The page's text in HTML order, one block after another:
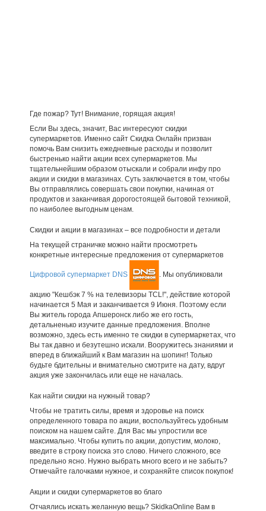
Где пожар? Тут! Внимание, горящая акция!
Если Вы здесь, значит, Вас интересуют скидки
супермаркетов. Именно сайт Скидка Онлайн призван
помочь Вам снизить ежедневные расходы и позволит
быстренько найти акции всех супермаркетов. Мы
тщательнейшим образом отыскали и собрали инфу про
акции и скидки в магазинах. Суть заключается в том, чтобы
Вы отправлялись совершать свои покупки, начиная от
продуктов и заканчивая дорогостоящей бытовой техникой,
по наиболее выгодным ценам.
Скидки и акции в магазинах – все подробности и детали
На текущей страничке можно найти просмотреть
конкретные интересные предложения от супермаркетов
Цифровой супермаркет DNS . Мы опубликовали
акцию "Кешбэк 7 % на телевизоры TCL!", действие которой
начинается 5 Мая и заканчивается 9 Июня. Поэтому если
Вы житель города Апшеронск либо же его гость,
детальненько изучите данные предложения. Вполне
возможно, здесь есть именно те скидки в супермаркетах, что
Вы так давно и безутешно искали. Вооружитесь знаниями и
вперед в ближайший к Вам магазин на шопинг! Только
будьте бдительны и внимательно смотрите на дату, вдруг
акция уже закончилась или еще не началась.
Как найти скидки на нужный товар?
Чтобы не тратить силы, время и здоровье на поиск
определенного товара по акции, воспользуйтесь удобным
поиском на нашем сайте. Для Вас мы упростили все
максимально. Чтобы купить по акции, допустим, молоко,
введите в строку поиска это слово. Ничего сложного, все
предельно ясно. Нужно выбрать много всего и не забыть?
Отмечайте галочками нужное, и сохраняйте список покупок!
Акции и скидки супермаркетов во благо
Отчаялись искать желанную вещь? SkidkaOnline Вам в